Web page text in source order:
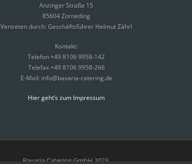
Anzinger Straße 15
85604 Zorneding
Vertreten durch: Geschäftsführer Helmut Zährl
Kontakt:
Telefon +49 8106 9958-142
Telefax +49 8106 9958-266
E-Mail: info@bavaria-catering.de
Hier geht’s zum Impressum
Bavaria Catering GmbH 2023